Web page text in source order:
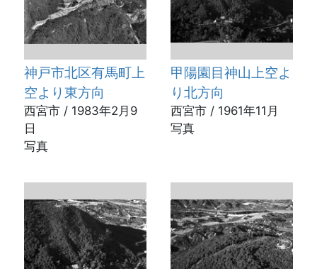
神戸市北区有馬町上
空より東方向
西宮市 / 1983年2月9
日
写真
甲陽園目神山上空よ
り北方向
西宮市 / 1961年11月
写真